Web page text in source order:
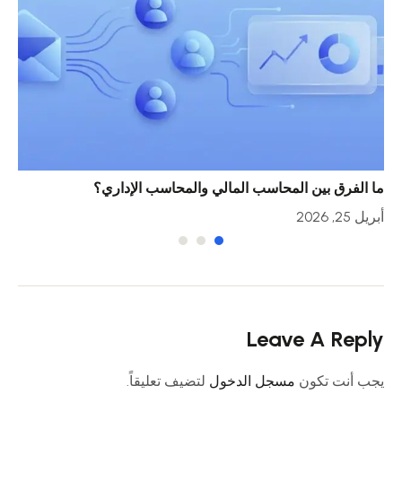
ما الفرق بين المحاسب المالي والمحاسب الإداري؟
أبريل 25, 2026
Leave A Reply
يجب أنت تكون مسجل الدخول لتضيف تعليقاً.